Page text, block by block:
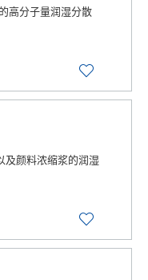
高分子量润湿分散
及颜料浓缩浆的润湿